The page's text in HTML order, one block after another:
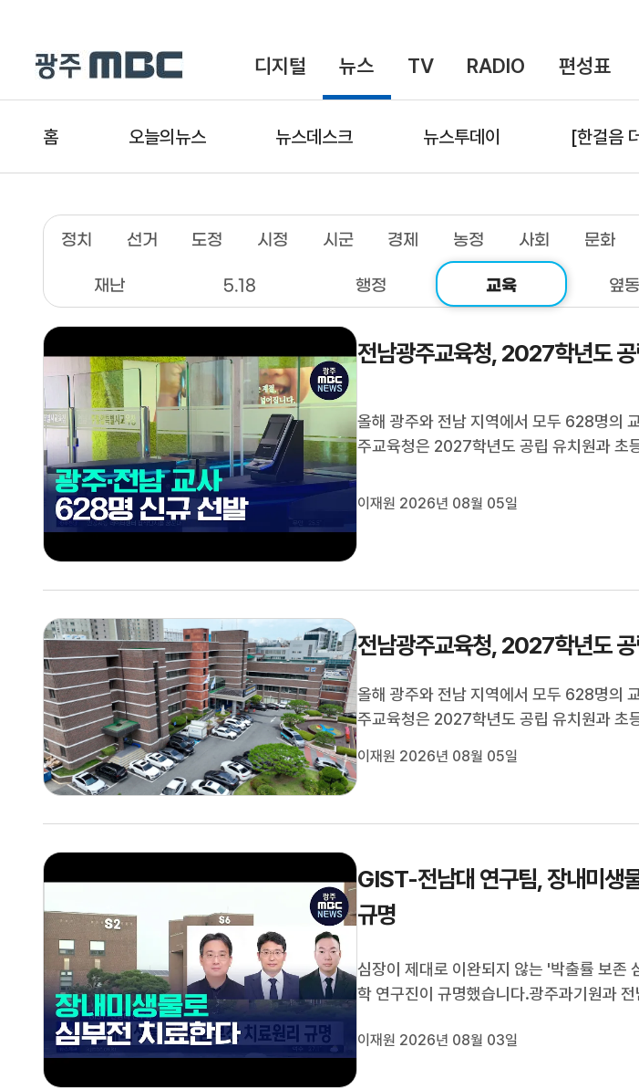
디지털 뉴스 TV RADIO 편성표
홈 오늘의뉴스 뉴스데스크 뉴스투데이 [한걸음
정치 선거 도정 시정 시군 경제 농정 사회 문화
재난 5.18 행정 교육 옆
전남광주교육청, 2027학년도
올해 광주와 전남 지역에서 모두 628명의
주교육청은 2027학년도 공립 유치원과 초
리집에 사전 예고했습니다.이번 임용시험은
이재원 2026년 08월 05일
전남광주교육청, 2027학년도
올해 광주와 전남 지역에서 모두 628명의
주교육청은 2027학년도 공립 유치원과 초
리집에 사전 예고했습니다.이번 임용시험
이재원 2026년 08월 05일
GIST-전남대 연구팀, 장내미생
규명
심장이 제대로 이완되지 않는 '박출률 보존
학 연구진이 규명했습니다.광주과기원과
장 비대는 9.4%, 심근 섬유화는 유로리틴 A
이재원 2026년 08월 03일